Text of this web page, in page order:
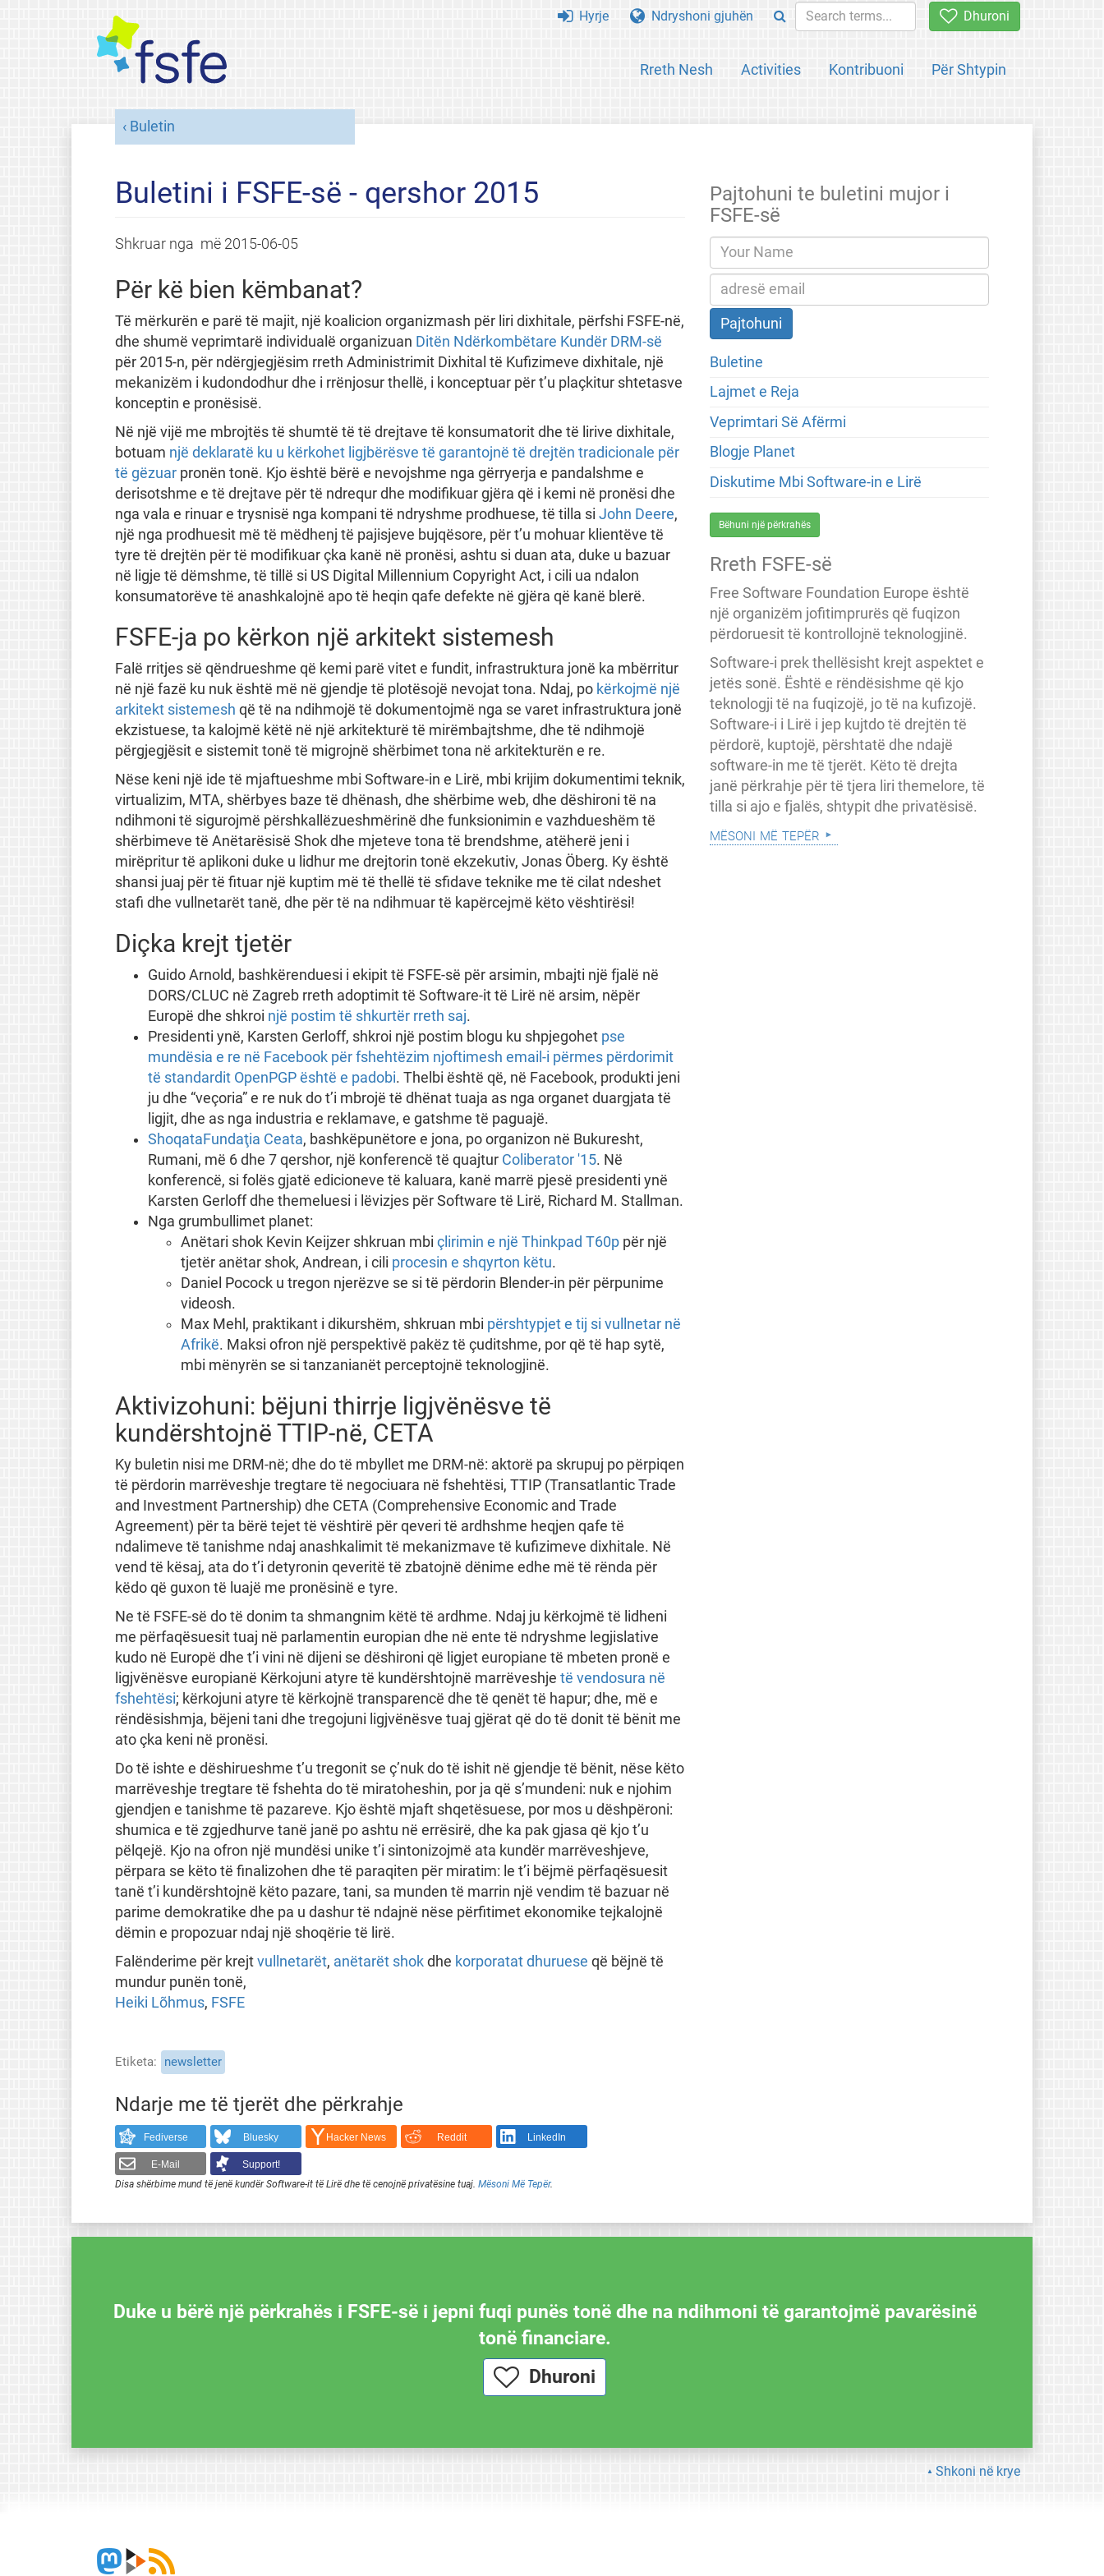
Dhuroni
Rreth Nesh Activities Kontribuoni Për Shtypin
Hyrje Ndryshoni gjuhën
Buletin
Buletini i FSFE-së - qershor 2015
Shkruar nga më 2015-06-05
Për kë bien këmbanat?
Të mërkurën e parë të majit, një koalicion organizmash për liri dixhitale, përfshi FSFE-në,
dhe shumë veprimtarë individualë organizuan Ditën Ndërkombëtare Kundër DRM-së
për 2015-n, për ndërgjegjësim rreth Administrimit Dixhital të Kufizimeve dixhitale, një
mekanizëm i kudondodhur dhe i rrënjosur thellë, i konceptuar për t’u plaçkitur shtetasve
konceptin e pronësisë.
Në një vijë me mbrojtës të shumtë të të drejtave të konsumatorit dhe të lirive dixhitale,
botuam një deklaratë ku u kërkohet ligjbërësve të garantojnë të drejtën tradicionale për
të gëzuarpronën tonë. Kjo është bërë e nevojshme nga gërryerja e pandalshme e
derisotshme e të drejtave për të ndrequr dhe modifikuar gjëra që i kemi në pronësi dhe
nga vala e rinuar e trysnisë nga kompani të ndryshme prodhuese, të tilla si John Deere,
një nga prodhuesit më të mëdhenj të pajisjeve bujqësore, për t’u mohuar klientëve të
tyre të drejtën për të modifikuar çka kanë në pronësi, ashtu si duan ata, duke u bazuar
në ligje të dëmshme, të tillë si US Digital Millennium Copyright Act, i cili ua ndalon
konsumatorëve të anashkalojnë apo të heqin qafe defekte në gjëra që kanë blerë.
FSFE-ja po kërkon një arkitekt sistemesh
Falë rritjes së qëndrueshme që kemi parë vitet e fundit, infrastruktura jonë ka mbërritur
në një fazë ku nuk është më në gjendje të plotësojë nevojat tona. Ndaj, po kërkojmë një
arkitekt sistemesh që të na ndihmojë të dokumentojmë nga se varet infrastruktura jonë
ekzistuese, ta kalojmë këtë në një arkitekturë të mirëmbajtshme, dhe të ndihmojë
përgjegjësit e sistemit tonë të migrojnë shërbimet tona në arkitekturën e re.
Nëse keni një ide të mjaftueshme mbi Software-in e Lirë, mbi krijim dokumentimi teknik,
virtualizim, MTA, shërbyes baze të dhënash, dhe shërbime web, dhe dëshironi të na
ndihmoni të sigurojmë përshkallëzueshmërinë dhe funksionimin e vazhdueshëm të
shërbimeve të Anëtarësisë Shok dhe mjeteve tona të brendshme, atëherë jeni i
mirëpritur të aplikoni duke u lidhur me drejtorin tonë ekzekutiv, Jonas Öberg. Ky është
shansi juaj për të fituar një kuptim më të thellë të sfidave teknike me të cilat ndeshet
stafi dhe vullnetarët tanë, dhe për të na ndihmuar të kapërcejmë këto vështirësi!
Diçka krejt tjetër
Guido Arnold, bashkërenduesi i ekipit të FSFE-së për arsimin, mbajti një fjalë në
DORS/CLUC në Zagreb rreth adoptimit të Software-it të Lirë në arsim, nëpër
Europë dhe shkroi një postim të shkurtër rreth saj.
Presidenti ynë, Karsten Gerloff, shkroi një postim blogu ku shpjegohet pse
mundësia e re në Facebook për fshehtëzim njoftimesh email-i përmes përdorimit
të standardit OpenPGP është e padobi. Thelbi është që, në Facebook, produkti jeni
ju dhe “veçoria” e re nuk do t’i mbrojë të dhënat tuaja as nga organet duargjata të
ligjit, dhe as nga industria e reklamave, e gatshme të paguajë.
ShoqataFundaţia Ceata, bashkëpunëtore e jona, po organizon në Bukuresht,
Rumani, më 6 dhe 7 qershor, një konferencë të quajtur Coliberator '15. Në
konferencë, si folës gjatë edicioneve të kaluara, kanë marrë pjesë presidenti ynë
Karsten Gerloff dhe themeluesi i lëvizjes për Software të Lirë, Richard M. Stallman.
Nga grumbullimet planet:
Anëtari shok Kevin Keijzer shkruan mbi çlirimin e një Thinkpad T60ppër një
tjetër anëtar shok, Andrean, i cili procesin e shqyrton këtu.
Daniel Pocock u tregon njerëzve se si të përdorin Blender-in për përpunime
videosh.
Max Mehl, praktikant i dikurshëm, shkruan mbi përshtypjet e tij si vullnetar në
Afrikë. Maksi ofron një perspektivë pakëz të çuditshme, por që të hap sytë,
mbi mënyrën se si tanzanianët perceptojnë teknologjinë.
Aktivizohuni: bëjuni thirrje ligjvënësve të
kundërshtojnë TTIP-në, CETA
Ky buletin nisi me DRM-në; dhe do të mbyllet me DRM-në: aktorë pa skrupuj po përpiqen
të përdorin marrëveshje tregtare të negociuara në fshehtësi, TTIP (Transatlantic Trade
and Investment Partnership) dhe CETA (Comprehensive Economic and Trade
Agreement) për ta bërë tejet të vështirë për qeveri të ardhshme heqjen qafe të
ndalimeve të tanishme ndaj anashkalimit të mekanizmave të kufizimeve dixhitale. Në
vend të kësaj, ata do t’i detyronin qeveritë të zbatojnë dënime edhe më të rënda për
këdo që guxon të luajë me pronësinë e tyre.
Ne të FSFE-së do të donim ta shmangnim këtë të ardhme. Ndaj ju kërkojmë të lidheni
me përfaqësuesit tuaj në parlamentin europian dhe në ente të ndryshme legjislative
kudo në Europë dhe t’i vini në dijeni se dëshironi që ligjet europiane të mbeten pronë e
ligjvënësve europianë Kërkojuni atyre të kundërshtojnë marrëveshje të vendosura në
fshehtësi; kërkojuni atyre të kërkojnë transparencë dhe të qenët të hapur; dhe, më e
rëndësishmja, bëjeni tani dhe tregojuni ligjvënësve tuaj gjërat që do të donit të bënit me
ato çka keni në pronësi.
Do të ishte e dëshirueshme t’u tregonit se ç’nuk do të ishit në gjendje të bënit, nëse këto
marrëveshje tregtare të fshehta do të miratoheshin, por ja që s’mundeni: nuk e njohim
gjendjen e tanishme të pazareve. Kjo është mjaft shqetësuese, por mos u dëshpëroni:
shumica e të zgjedhurve tanë janë po ashtu në errësirë, dhe ka pak gjasa që kjo t’u
pëlqejë. Kjo na ofron një mundësi unike t’i sintonizojmë ata kundër marrëveshjeve,
përpara se këto të finalizohen dhe të paraqiten për miratim: le t’i bëjmë përfaqësuesit
tanë t’i kundërshtojnë këto pazare, tani, sa munden të marrin një vendim të bazuar në
parime demokratike dhe pa u dashur të ndajnë nëse përfitimet ekonomike tejkalojnë
dëmin e propozuar ndaj një shoqërie të lirë.
Falënderime për krejt vullnetarët, anëtarët shokdhe korporatat dhuruese që bëjnë të
mundur punën tonë,
Heiki Lõhmus, FSFE
Etiketa newsletter
Ndarje me të tjerët dhe përkrahje
Fediverse Bluesky Hacker News Reddit LinkedIn
E-Mail
Support!
Disa shërbime mund të jenë kundër Software-it të Lirë dhe të cenojnë privatësine tuaj. Mësoni Më Tepër.
Pajtohuni te buletini mujor i
FSFE-së
Buletine
Lajmet e Reja
Veprimtari Së Afërmi
Blogje Planet
Diskutime Mbi Software-in e Lirë
Bëhuni një përkrahës
Rreth FSFE-së
Free Software Foundation Europe është
një organizëm jofitimprurës që fuqizon
përdoruesit të kontrollojnë teknologjinë.
Software-i prek thellësisht krejt aspektet e
jetës sonë. Është e rëndësishme që kjo
teknologji të na fuqizojë, jo të na kufizojë.
Software-i i Lirë i jep kujtdo të drejtën të
përdorë, kuptojë, përshtatë dhe ndajë
software-in me të tjerët. Këto të drejta
janë përkrahje për të tjera liri themelore, të
tilla si ajo e fjalës, shtypit dhe privatësisë.
mësoni më tepër
Duke u bërë një përkrahës i FSFE-së i jepni fuqi punës tonë dhe na ndihmoni të garantojmë pavarësinë
tonë financiare.
Dhuroni
Shkoni në krye